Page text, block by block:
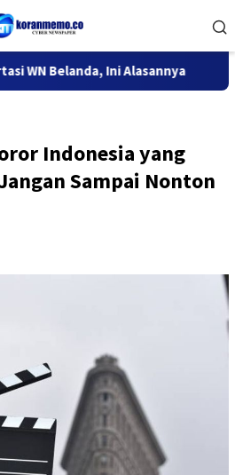
Ini Alasannya
Indonesia yang
Sampai Nonton